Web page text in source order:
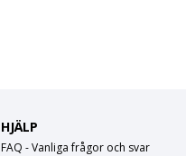
HJÄLP
FAQ - Vanliga frågor och svar